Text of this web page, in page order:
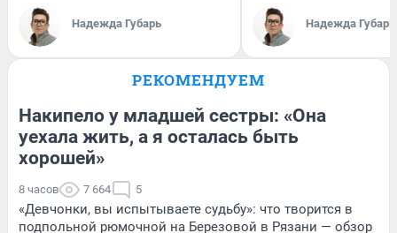
Надежда Губарь Надежда Губарь
РЕКОМЕНДУЕМ
Накипело у младшей сестры: «Она
уехала жить, а я осталась быть
хорошей»
8 часов 7 664 5
«Девчонки, вы испытываете судьбу»: что творится в
подпольной рюмочной на Березовой в Рязани — обзор